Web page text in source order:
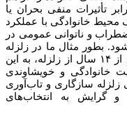
تأثیرات منفی بحران یا
محیط خانوادگی با عملکرد
و ناتوانی عمومی در
بطور مثال ما در زلزله
بم بعد از مطالعه گروه اجتماعی زنان پس از ۱۴ سال از زلزله، به این
خانوادگی و خویشاوندی
زلزله سازگاری و تاب‌آوری
و گرایش به انتخاب‌های